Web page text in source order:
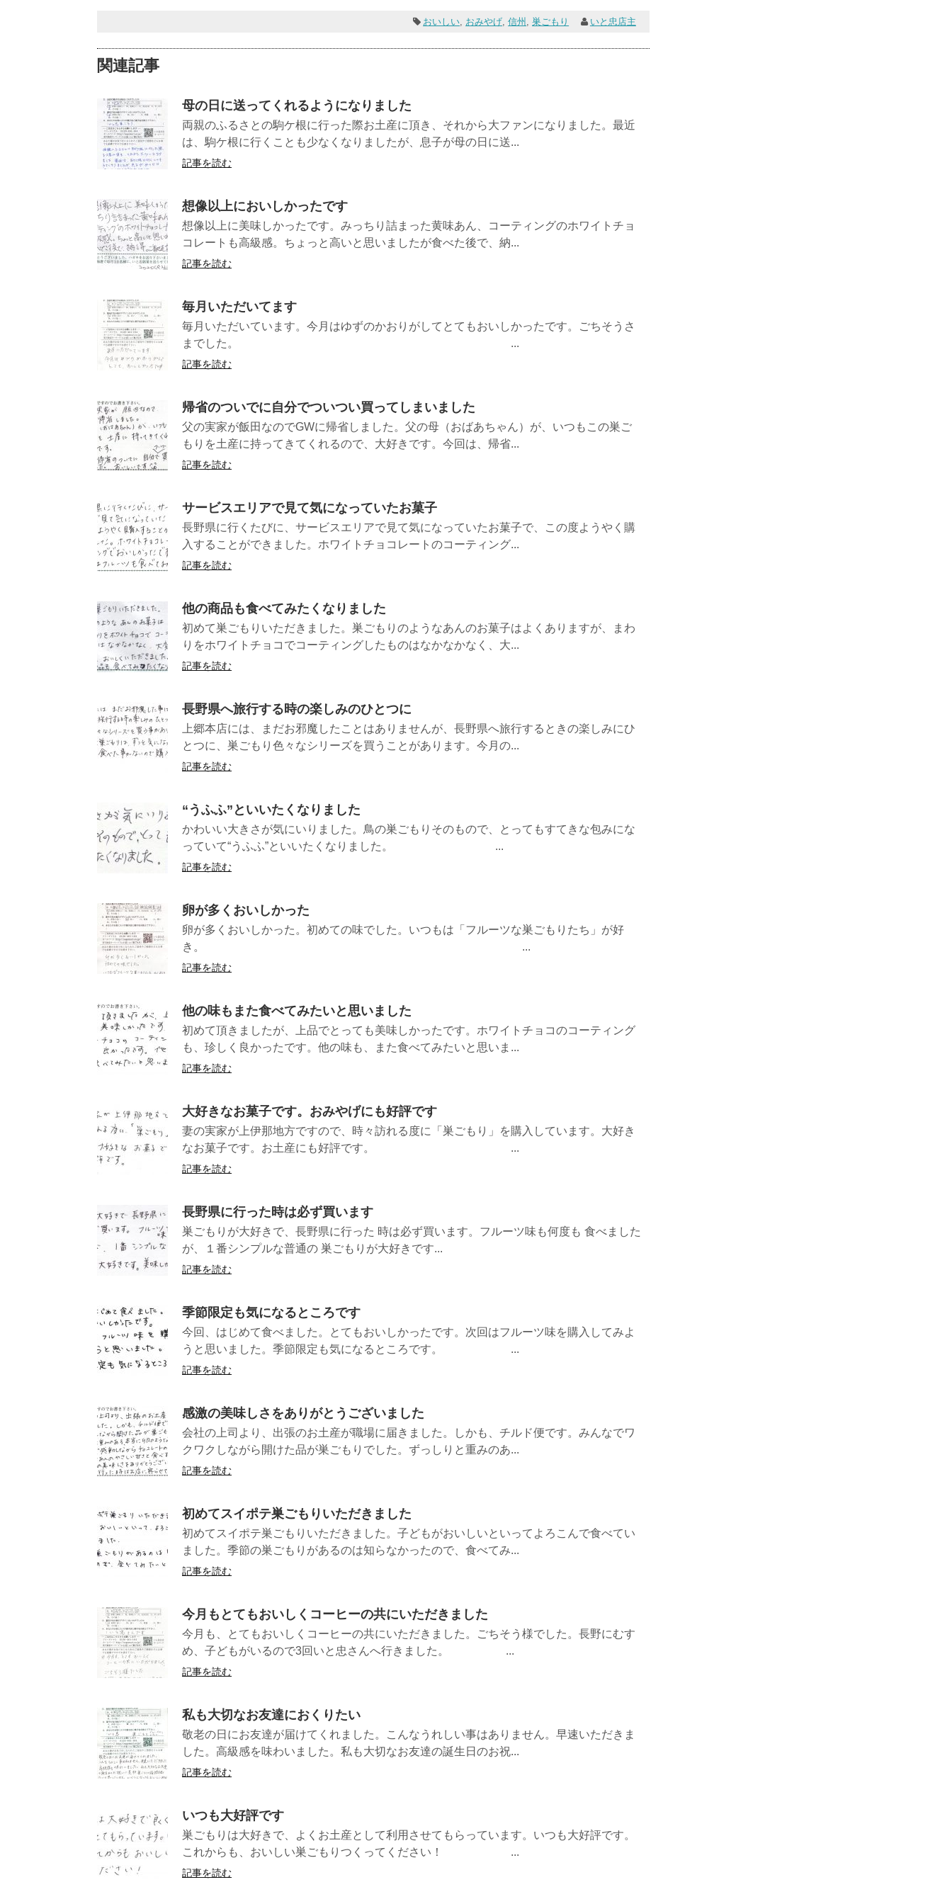
おいしい, おみやげ,信州 ,巣ごもり いと忠店主
関連記事
母の日に送ってくれるようになりました
両親のふるさとの駒ケ根に行った際お土産に頂き、それから大ファンになりました。最近
は、駒ケ根に行くことも少なくなりましたが、息子が母の日に送...
記事を読む
想像以上においしかったです
想像以上に美味しかったです。みっちり詰まった黄味あん、コーティングのホワイトチョ
コレートも高級感。ちょっと高いと思いましたが食べた後で、納...
記事を読む
毎月いただいてます
毎月いただいています。今月はゆずのかおりがしてとてもおいしかったです。ごちそうさ
までした。 ...
記事を読む
帰省のついでに自分でついつい買ってしまいました
父の実家が飯田なのでGWに帰省しました。父の母（おばあちゃん）が、いつもこの巣ご
もりを土産に持ってきてくれるので、大好きです。今回は、帰省...
記事を読む
サービスエリアで見て気になっていたお菓子
長野県に行くたびに、サービスエリアで見て気になっていたお菓子で、この度ようやく購
入することができました。ホワイトチョコレートのコーティング...
記事を読む
他の商品も食べてみたくなりました
初めて巣ごもりいただきました。巣ごもりのようなあんのお菓子はよくありますが、まわ
りをホワイトチョコでコーティングしたものはなかなかなく、大...
記事を読む
長野県へ旅行する時の楽しみのひとつに
上郷本店には、まだお邪魔したことはありませんが、長野県へ旅行するときの楽しみにひ
とつに、巣ごもり色々なシリーズを買うことがあります。今月の...
記事を読む
“うふふ”といいたくなりました
かわいい大きさが気にいりました。鳥の巣ごもりそのもので、とってもすてきな包みにな
っていて“うふふ”といいたくなりました。 ...
記事を読む
卵が多くおいしかった
卵が多くおいしかった。初めての味でした。いつもは「フルーツな巣ごもりたち」が好
き。 ...
記事を読む
他の味もまた食べてみたいと思いました
初めて頂きましたが、上品でとっても美味しかったです。ホワイトチョコのコーティング
も、珍しく良かったです。他の味も、また食べてみたいと思いま...
記事を読む
大好きなお菓子です。おみやげにも好評です
妻の実家が上伊那地方ですので、時々訪れる度に「巣ごもり」を購入しています。大好き
なお菓子です。お土産にも好評です。 ...
記事を読む
長野県に行った時は必ず買います
巣ごもりが大好きで、長野県に行った 時は必ず買います。フルーツ味も何度も 食べました
が、１番シンプルな普通の 巣ごもりが大好きです...
記事を読む
季節限定も気になるところです
今回、はじめて食べました。とてもおいしかったです。次回はフルーツ味を購入してみよ
うと思いました。季節限定も気になるところです。 ...
記事を読む
感激の美味しさをありがとうございました
会社の上司より、出張のお土産が職場に届きました。しかも、チルド便です。みんなでワ
クワクしながら開けた品が巣ごもりでした。ずっしりと重みのあ...
記事を読む
初めてスイポテ巣ごもりいただきました
初めてスイポテ巣ごもりいただきました。子どもがおいしいといってよろこんで食べてい
ました。季節の巣ごもりがあるのは知らなかったので、食べてみ...
記事を読む
今月もとてもおいしくコーヒーの共にいただきました
今月も、とてもおいしくコーヒーの共にいただきました。ごちそう様でした。長野にむす
め、子どもがいるので3回いと忠さんへ行きました。 ...
記事を読む
私も大切なお友達におくりたい
敬老の日にお友達が届けてくれました。こんなうれしい事はありません。早速いただきま
した。高級感を味わいました。私も大切なお友達の誕生日のお祝...
記事を読む
いつも大好評です
巣ごもりは大好きで、よくお土産として利用させてもらっています。いつも大好評です。
これからも、おいしい巣ごもりつくってください！ ...
記事を読む